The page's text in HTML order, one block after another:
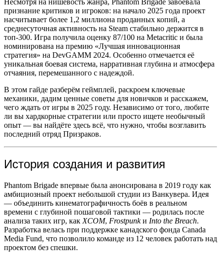
признание критиков и игроков: на начало 2025 года проект
насчитывает более 1,2 миллиона проданных копий, а
среднесуточная активность на Steam стабильно держится в
топ-300. Игра получила оценку 87/100 на Metacritic и была
номинирована на премию «Лучшая инновационная
стратегия» на DevGAMM 2024. Особенно отмечается её
уникальная боевая система, нарративная глубина и атмосфера
отчаяния, перемешанного с надеждой.
В этом гайде разберём геймплей, раскроем ключевые
механики, дадим ценные советы для новичков и расскажем,
чего ждать от игры в 2025 году. Независимо от того, любите
ли вы хардкорные стратегии или просто ищете необычный
опыт — вы найдёте здесь всё, что нужно, чтобы возглавить
последний отряд Призраков.
История создания и развития
Phantom Brigade впервые была анонсирована в 2019 году как
амбициозный проект небольшой студии из Ванкувера. Идея
— объединить кинематографичность боёв в реальном
времени с глубиной пошаговой тактики — родилась после
анализа таких игр, как XCOM, Frostpunkи Into the Breach.
Разработка велась при поддержке канадского фонда Canada
Media Fund, что позволило команде из 12 человек работать над
проектом без спешки.